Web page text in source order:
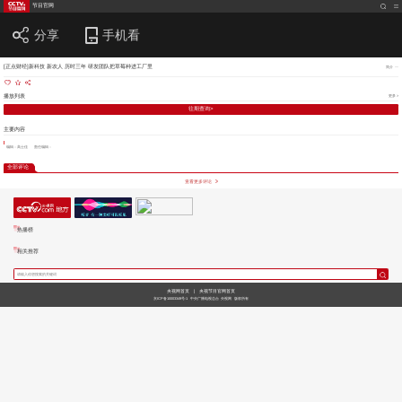
节目官网
分享 手机看
[正点财经]新科技 新农人 历时三年 研发团队把草莓种进工厂里 简介
播放列表 更多 >
往期查询>
主要内容
编辑：高士佳 责任编辑：
全部评论
查看更多评论
热播榜
相关推荐
央视网首页 | 央视节目官网首页
京ICP备10003349号-1 中央广播电视总台 央视网 版权所有